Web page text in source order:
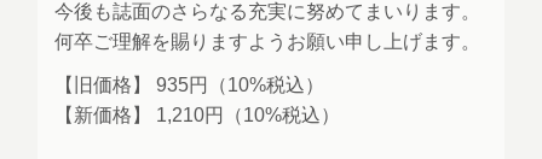
今後も誌面のさらなる充実に努めてまいります。
何卒ご理解を賜りますようお願い申し上げます。
【旧価格】 935円（10%税込）
【新価格】 1,210円（10%税込）